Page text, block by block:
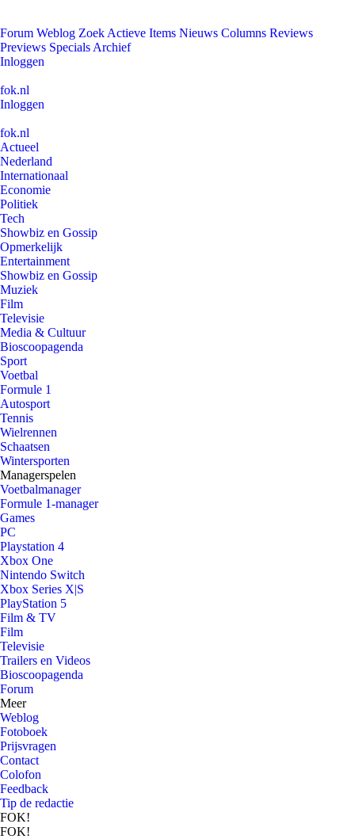
Forum Weblog Zoek Actieve Items Nieuws Columns Reviews
Previews Specials Archief
Inloggen
fok.nl
Inloggen
fok.nl
Actueel
Nederland
Internationaal
Economie
Politiek
Tech
Showbiz en Gossip
Opmerkelijk
Entertainment
Showbiz en Gossip
Muziek
Film
Televisie
Media & Cultuur
Bioscoopagenda
Sport
Voetbal
Formule 1
Autosport
Tennis
Wielrennen
Schaatsen
Wintersporten
Managerspelen
Voetbalmanager
Formule 1-manager
Games
PC
Playstation 4
Xbox One
Nintendo Switch
Xbox Series X|S
PlayStation 5
Film & TV
Film
Televisie
Trailers en Videos
Bioscoopagenda
Forum
Meer
Weblog
Fotoboek
Prijsvragen
Contact
Colofon
Feedback
Tip de redactie
FOK!
FOK!